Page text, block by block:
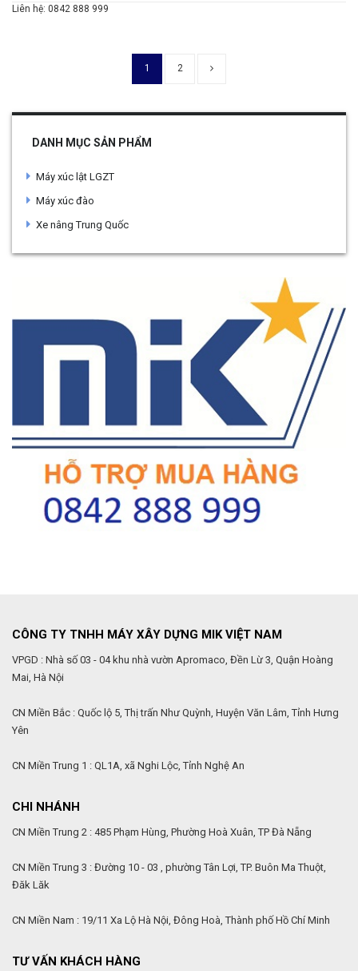
Liên hệ: 0842 888 999
1 2
DANH MỤC SẢN PHẨM
Máy xúc lật LGZT
Máy xúc đào
Xe nâng Trung Quốc
CÔNG TY TNHH MÁY XÂY DỰNG MIK VIỆT NAM
VPGD : Nhà số 03 - 04 khu nhà vườn Apromaco, Đền Lừ 3, Quận Hoàng
Mai, Hà Nội
CN Miền Bắc : Quốc lộ 5, Thị trấn Như Quỳnh, Huyện Văn Lâm, Tỉnh Hưng
Yên
CN Miền Trung 1 : QL1A, xã Nghi Lộc, Tỉnh Nghệ An
CHI NHÁNH
CN Miền Trung 2 : 485 Phạm Hùng, Phường Hoà Xuân, TP Đà Nẵng
CN Miền Trung 3 : Đường 10 - 03 , phường Tân Lợi, TP. Buôn Ma Thuột,
Đăk Lăk
CN Miền Nam : 19/11 Xa Lộ Hà Nội, Đông Hoà, Thành phố Hồ Chí Minh
TƯ VẤN KHÁCH HÀNG